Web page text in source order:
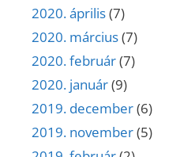
2020. április(7)
2020. március(7)
2020. február(7)
2020. január(9)
2019. december(6)
2019. november(5)